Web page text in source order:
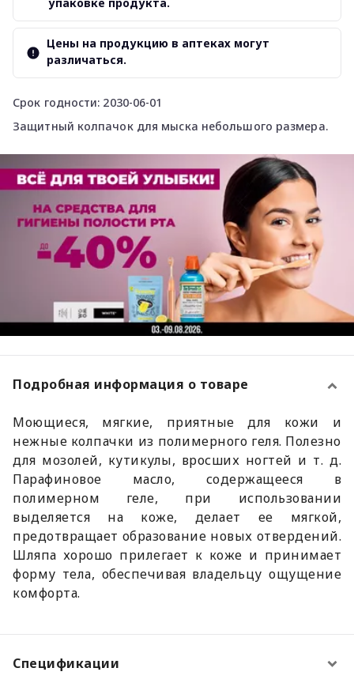
Срок годности: 2030-06-01
Защитный колпачок для мыска небольшого размера.
Цены на продукцию в аптеках могут
различаться.
Подробная информация о товаре
Моющиеся, мягкие, приятные для кожи и
нежные колпачки из полимерного геля. Полезно
для мозолей, кутикулы, вросших ногтей и т. д.
Парафиновое масло, содержащееся в
полимерном геле, при использовании
выделяется на коже, делает ее мягкой,
предотвращает образование новых отвердений.
Шляпа хорошо прилегает к коже и принимает
форму тела, обеспечивая владельцу ощущение
комфорта.
Спецификации